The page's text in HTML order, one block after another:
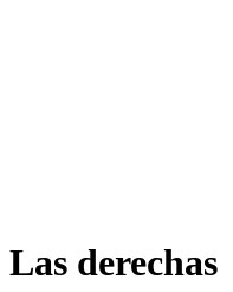
Las derechas